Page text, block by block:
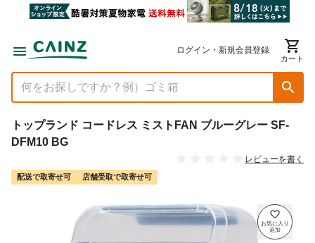
ログイン・新規会員登録
カート
トップランド コードレス ミストFAN ブルーグレー SF-
DFM10 BG
レビューを書く
配送で取寄せ可 店舗受取で取寄せ可